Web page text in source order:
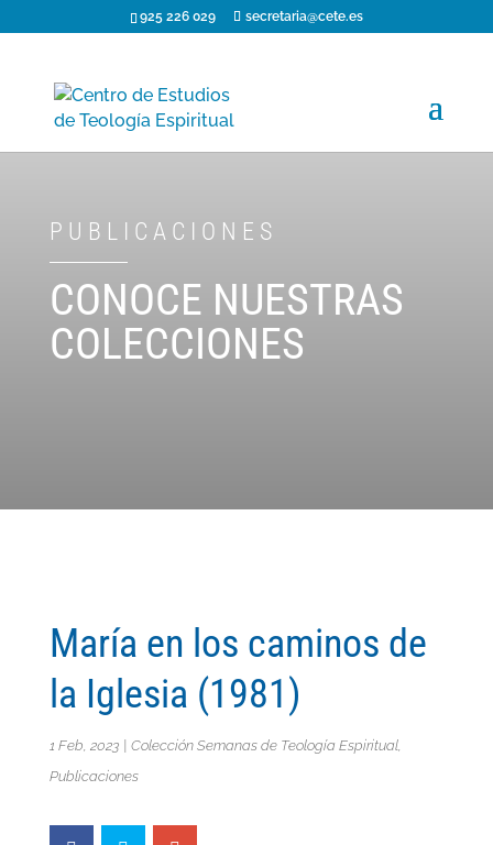
925 226 029 secretaria@cete.es
PUBLICACIONES
CONOCE NUESTRAS
COLECCIONES
María en los caminos de
la Iglesia (1981)
1 Feb, 2023 Colección Semanas de Teología Espiritual,
Publicaciones